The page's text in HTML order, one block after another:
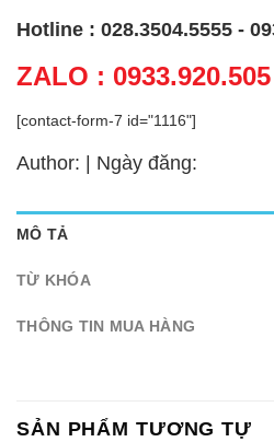
Hotline : 028.3504.5555 -
ZALO : 0933.920.505
[contact-form-7 id="1116"]
Author: | Ngày đăng:
MÔ TẢ
TỪ KHÓA
THÔNG TIN MUA HÀNG
SẢN PHẨM TƯƠNG TỰ